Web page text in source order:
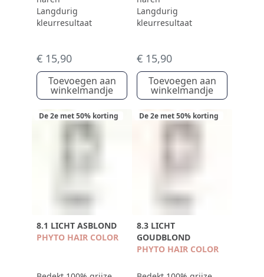
Langdurig
kleurresultaat
€ 15,90
Toevoegen aan
winkelmandje
Langdurig
kleurresultaat
€ 15,90
Toevoegen aan
winkelmandje
De 2e met 50% korting
8.1 LICHT ASBLOND
PHYTO HAIR COLOR
De 2e met 50% korting
8.3 LICHT
GOUDBLOND
PHYTO HAIR COLOR